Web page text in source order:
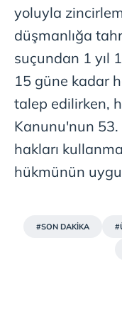
yoluyla
düşmanlığa
suçundan 1 yıl
15 güne kadar
talep edilirken,
Kanunu'nun
hakları
hükmünün
#SON DAKİKA